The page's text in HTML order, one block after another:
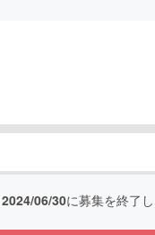
2024/06/30に募集を終了